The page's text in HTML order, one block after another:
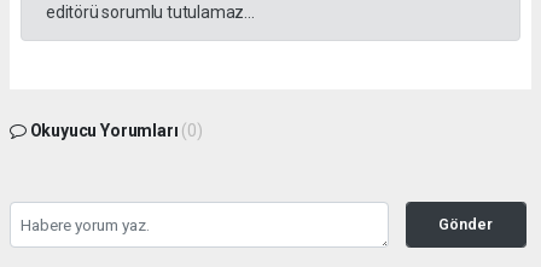
editörü sorumlu tutulamaz...
Okuyucu Yorumları (0)
Gönder